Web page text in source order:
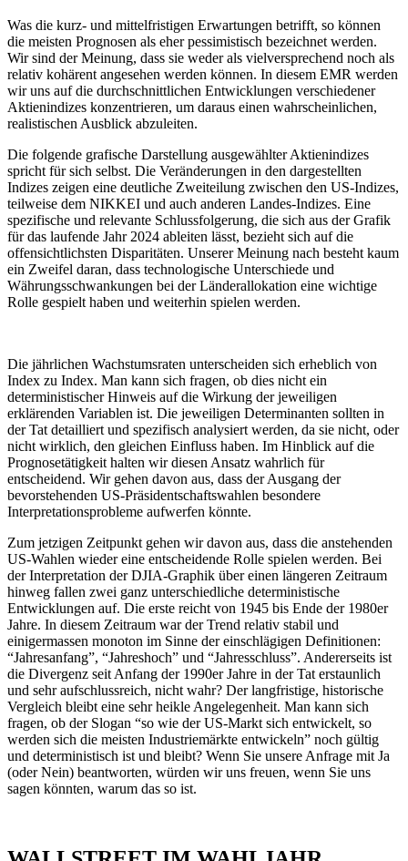
Was die kurz- und mittelfristigen Erwartungen betrifft, so können
die meisten Prognosen als eher pessimistisch bezeichnet werden.
Wir sind der Meinung, dass sie weder als vielversprechend noch als
relativ kohärent angesehen werden können. In diesem EMR werden
wir uns auf die durchschnittlichen Entwicklungen verschiedener
Aktienindizes konzentrieren, um daraus einen wahrscheinlichen,
realistischen Ausblick abzuleiten.
Die folgende grafische Darstellung ausgewählter Aktienindizes
spricht für sich selbst. Die Veränderungen in den dargestellten
Indizes zeigen eine deutliche Zweiteilung zwischen den US-Indizes,
teilweise dem NIKKEI und auch anderen Landes-Indizes. Eine
spezifische und relevante Schlussfolgerung, die sich aus der Grafik
für das laufende Jahr 2024 ableiten lässt, bezieht sich auf die
offensichtlichsten Disparitäten. Unserer Meinung nach besteht kaum
ein Zweifel daran, dass technologische Unterschiede und
Währungsschwankungen bei der Länderallokation eine wichtige
Rolle gespielt haben und weiterhin spielen werden.
Die jährlichen Wachstumsraten unterscheiden sich erheblich von
Index zu Index. Man kann sich fragen, ob dies nicht ein
deterministischer Hinweis auf die Wirkung der jeweiligen
erklärenden Variablen ist. Die jeweiligen Determinanten sollten in
der Tat detailliert und spezifisch analysiert werden, da sie nicht, oder
nicht wirklich, den gleichen Einfluss haben. Im Hinblick auf die
Prognosetätigkeit halten wir diesen Ansatz wahrlich für
entscheidend. Wir gehen davon aus, dass der Ausgang der
bevorstehenden US-Präsidentschaftswahlen besondere
Interpretationsprobleme aufwerfen könnte.
Zum jetzigen Zeitpunkt gehen wir davon aus, dass die anstehenden
US-Wahlen wieder eine entscheidende Rolle spielen werden. Bei
der Interpretation der DJIA-Graphik über einen längeren Zeitraum
hinweg fallen zwei ganz unterschiedliche deterministische
Entwicklungen auf. Die erste reicht von 1945 bis Ende der 1980er
Jahre. In diesem Zeitraum war der Trend relativ stabil und
einigermassen monoton im Sinne der einschlägigen Definitionen:
“Jahresanfang”, “Jahreshoch” und “Jahresschluss”. Andererseits ist
die Divergenz seit Anfang der 1990er Jahre in der Tat erstaunlich
und sehr aufschlussreich, nicht wahr? Der langfristige, historische
Vergleich bleibt eine sehr heikle Angelegenheit. Man kann sich
fragen, ob der Slogan “so wie der US-Markt sich entwickelt, so
werden sich die meisten Industriemärkte entwickeln” noch gültig
und deterministisch ist und bleibt? Wenn Sie unsere Anfrage mit Ja
(oder Nein) beantworten, würden wir uns freuen, wenn Sie uns
sagen könnten, warum das so ist.